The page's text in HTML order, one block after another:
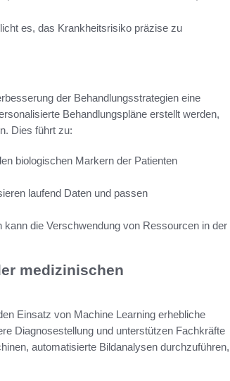
es, das Krankheitsrisiko präzise zu
der Behandlungsstrategien eine
Behandlungspläne erstellt werden,
Dies führt zu:
biologischen Markern der Patienten
laufend Daten und passen
kann die Verschwendung von Ressourcen in der
medizinischen
Einsatz von Machine Learning erhebliche
Diagnosestellung und unterstützen Fachkräfte
automatisierte Bildanalysen durchzuführen,